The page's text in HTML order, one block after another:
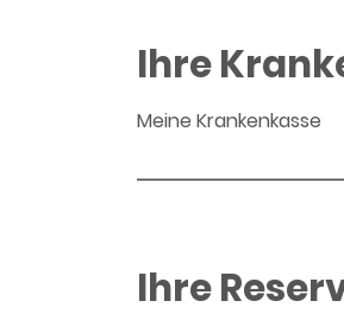
Ihre
Meine Krankenkasse
Ihre